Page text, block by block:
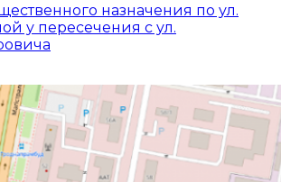
назначения по ул.
у пересечения с ул.